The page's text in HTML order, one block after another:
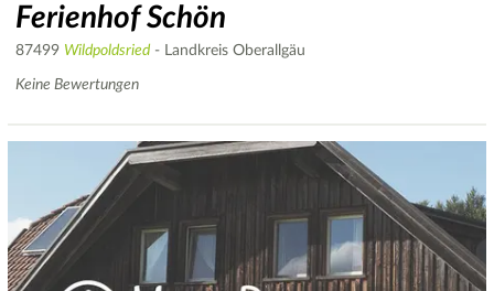
Ferienhof Schön
87499 Wildpoldsried - Landkreis Oberallgäu
Keine Bewertungen